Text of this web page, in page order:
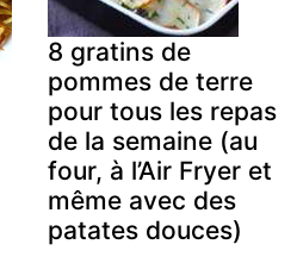
8 gratins de
pommes de terre
pour tous les repas
de la semaine (au
four, à l’Air Fryer et
même avec des
patates douces)